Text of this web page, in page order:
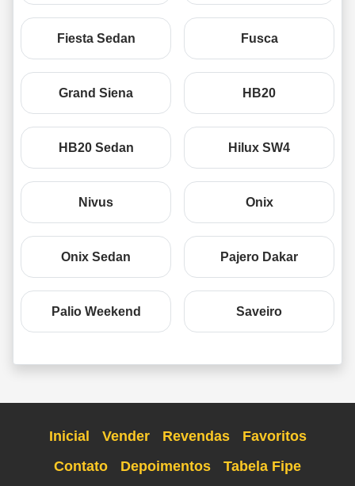
Fiesta Sedan Fusca
Grand Siena HB20
HB20 Sedan Hilux SW4
Nivus Onix
Onix Sedan Pajero Dakar
Palio Weekend Saveiro
Inicial Vender Revendas
Favoritos
Contato
Depoimentos
Tabela Fipe